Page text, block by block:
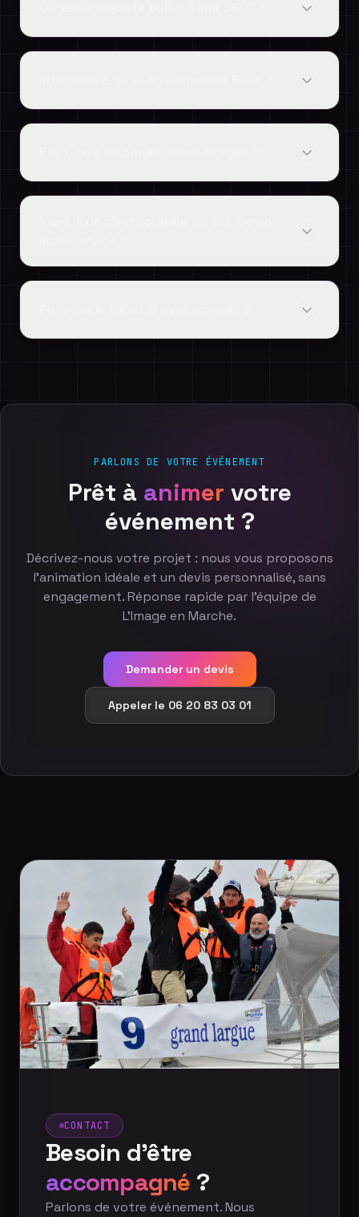
PARLONS DE VOTRE ÉVÉNEMENT
Prêt à animer votre
événement ?
Décrivez-nous votre projet : nous vous proposons
l'animation idéale et un devis personnalisé, sans
engagement. Réponse rapide par l'équipe de
L'Image en Marche.
Demander un devis
Appeler le 06 20 83 03 01
CONTACT
Besoin d'être
accompagné ?
Parlons de votre événement. Nous